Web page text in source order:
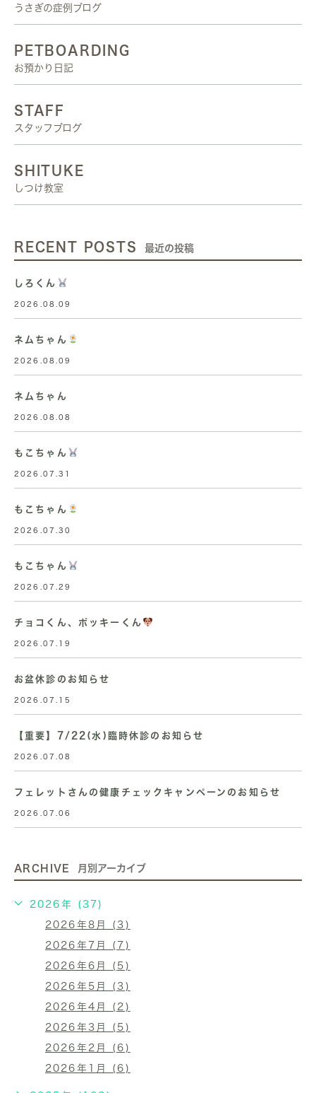
うさぎの症例ブログ
PETBOARDING
お預かり日記
STAFF
スタッフブログ
SHITUKE
しつけ教室
RECENT POSTS 最近の投稿
しろくん
2026.08.09
ネムちゃん
2026.08.09
ネムちゃん
2026.08.08
もこちゃん
2026.07.31
もこちゃん
2026.07.30
もこちゃん
2026.07.29
チョコくん、ポッキーくん
2026.07.19
お盆休診のお知らせ
2026.07.15
【重要】7/22(水)臨時休診のお知らせ
2026.07.08
フェレットさんの健康チェックキャンペーンのお知らせ
2026.07.06
ARCHIVE 月別アーカイブ
2026年 (37)
2026年8月 (3)
2026年7月 (7)
2026年6月 (5)
2026年5月 (3)
2026年4月 (2)
2026年3月 (5)
2026年2月 (6)
2026年1月 (6)